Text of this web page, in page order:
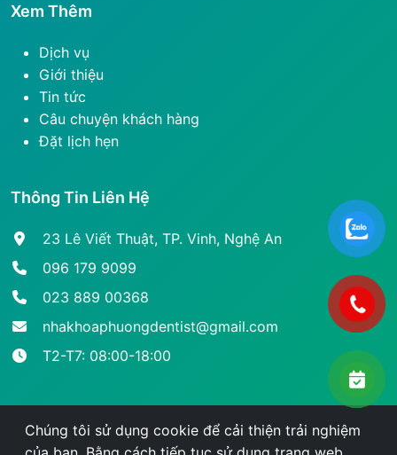
Xem Thêm
Dịch vụ
Giới thiệu
Tin tức
Câu chuyện khách hàng
Đặt lịch hẹn
Thông Tin Liên Hệ
23 Lê Viết Thuật, TP. Vinh, Nghệ An
096 179 9099
023 889 00368
nhakhoaphuongdentist@gmail.com
T2-T7: 08:00-18:00
Chúng tôi sử dụng cookie để cải thiện trải nghiệm